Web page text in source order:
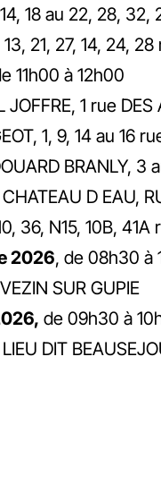
18 au 22, 28,
13, 21, 27, 14, 24,
11h00 à 12h00
1 rue DES
1, 9, 14 au 16
BRANLY, 3
D EAU,
36, N15, 10B,
2026, de 08h30 à
SUR GUPIE
de 09h30 à
DIT